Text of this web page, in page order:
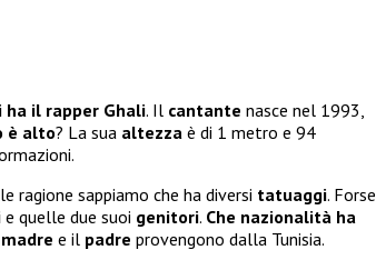
ha il rapper Ghali. Il cantante nasce nel 1993,
è alto? La sua altezza è di 1 metro e 94
ragione sappiamo che ha diversi tatuaggi. Forse
e quelle due suoi genitori. Che nazionalità ha
madre e il padre provengono dalla Tunisia.